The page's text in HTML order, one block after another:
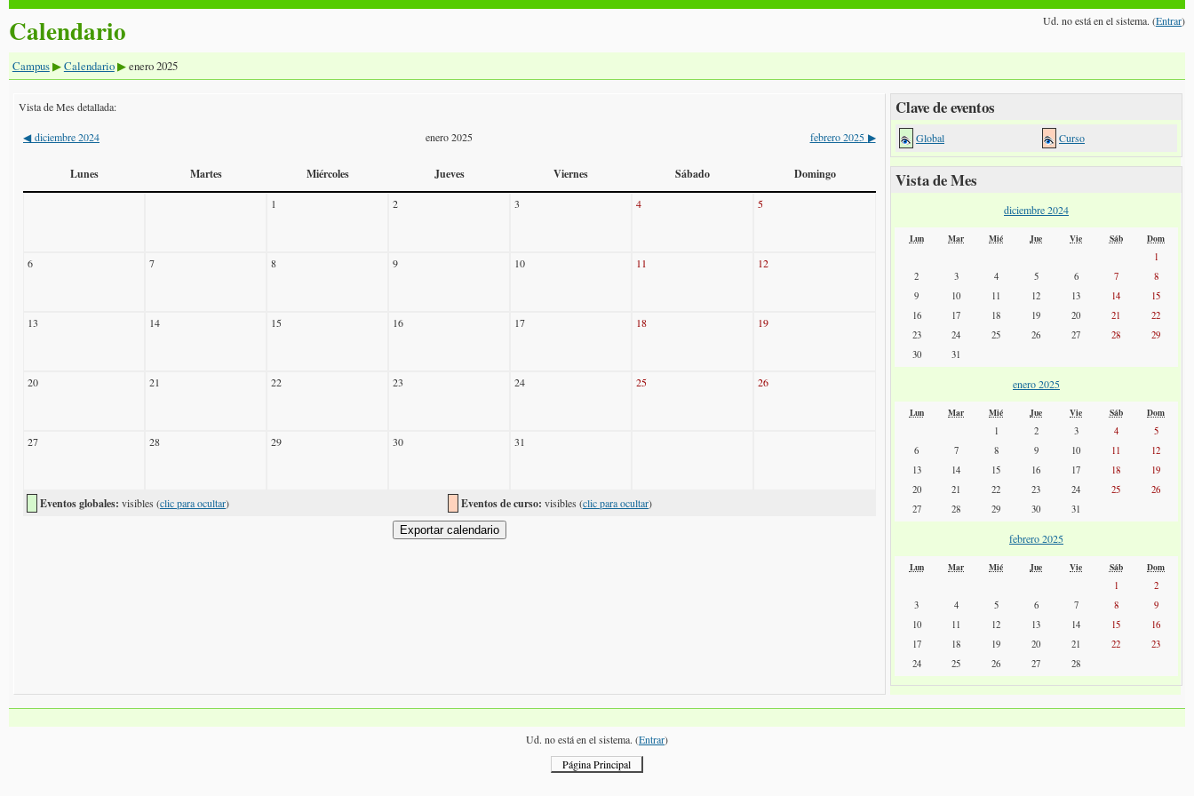
Calendario Ud. no está en el sistema. (Entrar)
Campus ▶ Calendario ▶enero 2025
Vista de Mes detallada:
◀diciembre 2024 enero 2025 febrero 2025 ▶
Lunes Martes Miércoles Jueves Viernes Sábado Domingo
1 2 3 4 5
6 7 8 9 10 11 12
13 14 15 16 17 18 19
20 21 22 23 24 25 26
27 28 29 30 31
Eventos globales: visibles (clic para ocultar) Eventos de curso: visibles (clic para ocultar)
Clave de eventos
Global Curso
Vista de Mes
diciembre 2024
Lun Mar Mié Jue Vie Sáb
Dom
1
2
3 4 5 6 7
8
9
10 11 12 13 14
15
16
17 18 19 20 21
22
23
24 25 26 27 28
29
30
31
enero 2025
Lun Mar Mié Jue Vie Sáb
Dom
1
2 3 4
5
6
7 8 9 10 11
12
13
14 15 16 17 18
19
20
21 22 23 24 25
26
27
28 29 30 31
febrero 2025
Lun Mar Mié Jue Vie Sáb
Dom
1
2
3
4 5 6 7 8
9
10
11 12 13 14 15
16
17
18 19 20 21 22
23
24
25 26 27 28
Ud. no está en el sistema. (Entrar)
Página Principal